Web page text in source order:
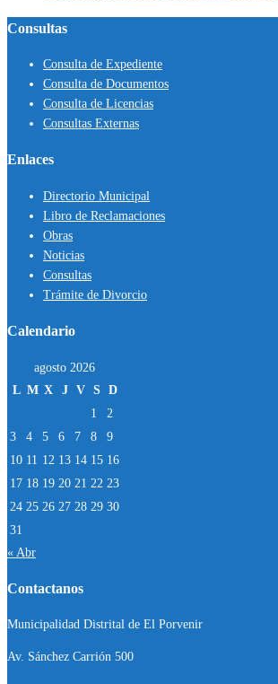
Consultas
Consulta de Expediente
Consulta de Documentos
Consulta de Licencias
Consultas Externas
Enlaces
Directorio Municipal
Libro de Reclamaciones
Obras
Noticias
Consultas
Trámite de Divorcio
Calendario
agosto 2026
L M X J V S D
1
2
3
4 5 6 7 8
9
10 11 12 13 14 15 16
17 18 19 20 21 22 23
24 25 26 27 28 29 30
31
« Abr
Contactanos
Municipalidad Distrital de El Porvenir
Av. Sánchez Carrión 500